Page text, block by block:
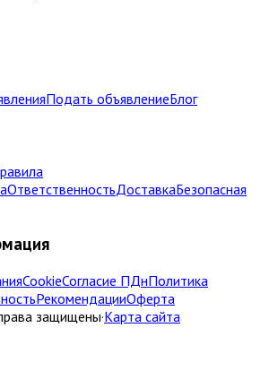
Подать объявлениеБлог
ОтветственностьДоставкаБезопасная
CookieСогласие ПДнПолитика
РекомендацииОферта
защищены·Карта сайта